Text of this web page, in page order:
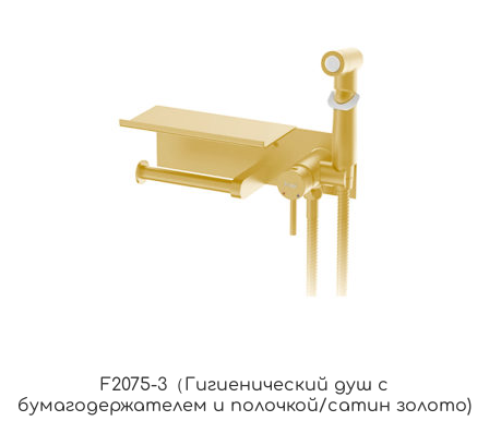
F2075-3（Гигиенический душ с
бумагодержателем и полочкой/сатин золото)